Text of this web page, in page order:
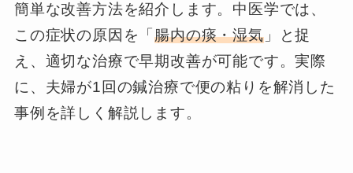
簡単な改善方法を紹介します。中医学では、
この症状の原因を「腸内の痰・湿気」と捉
え、適切な治療で早期改善が可能です。実際
に、夫婦が1回の鍼治療で便の粘りを解消した
事例を詳しく解説します。